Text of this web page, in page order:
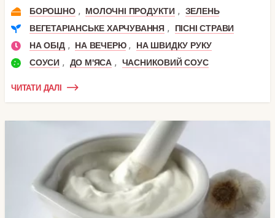
БОРОШНО , МОЛОЧНІ ПРОДУКТИ ,
ЗЕЛЕНЬ
ВЕГЕТАРІАНСЬКЕ ХАРЧУВАННЯ ,
ПІСНІ СТРАВИ
НА ОБІД , НА ВЕЧЕРЮ ,
НА ШВИДКУ РУКУ
СОУСИ , ДО М'ЯСА , ЧАСНИКОВИЙ СОУС
ЧИТАТИ ДАЛІ